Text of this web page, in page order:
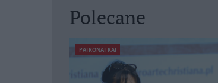
Polecane
PATRONAT KAI